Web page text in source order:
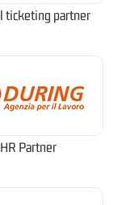
ticketing partner
HR Partner